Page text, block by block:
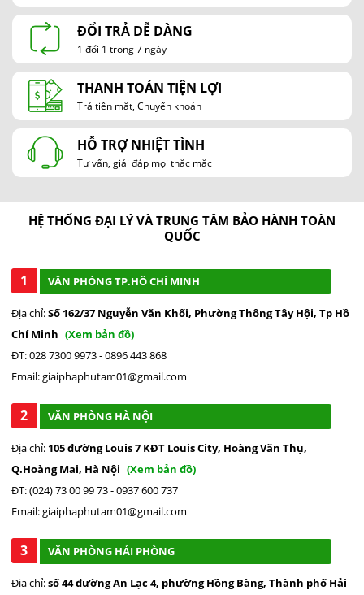
ĐỔI TRẢ DỄ DÀNG
1 đổi 1 trong 7 ngày
THANH TOÁN TIỆN LỢI
Trả tiền mặt, Chuyển khoản
HỖ TRỢ NHIỆT TÌNH
Tư vấn, giải đáp mọi thắc mắc
HỆ THỐNG ĐẠI LÝ VÀ TRUNG TÂM BẢO HÀNH TOÀN
QUỐC
1 VĂN PHÒNG TP.HỒ CHÍ MINH
Địa chỉ:Số 162/37 Nguyễn Văn Khối, Phường Thông Tây Hội, Tp Hồ
Chí Minh (Xem bản đồ)
ĐT: 028 7300 9973 - 0896 443 868
Email: giaiphaphutam01@gmail.com
2 VĂN PHÒNG HÀ NỘI
Địa chỉ: 105 đường Louis 7 KĐT Louis City, Hoàng Văn Thụ,
Q.Hoàng Mai, Hà Nội (Xem bản đồ)
ĐT: (024) 73 00 99 73 - 0937 600 737
Email: giaiphaphutam01@gmail.com
3 VĂN PHÒNG HẢI PHÒNG
Địa chỉ:số 44 đường An Lạc 4, phường Hồng Bàng, Thành phố Hải